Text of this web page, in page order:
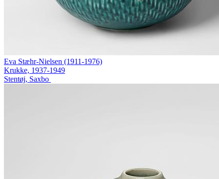
Eva Stæhr-Nielsen (1911-1976)
Krukke, 1937-1949
Stentøj, Saxbo